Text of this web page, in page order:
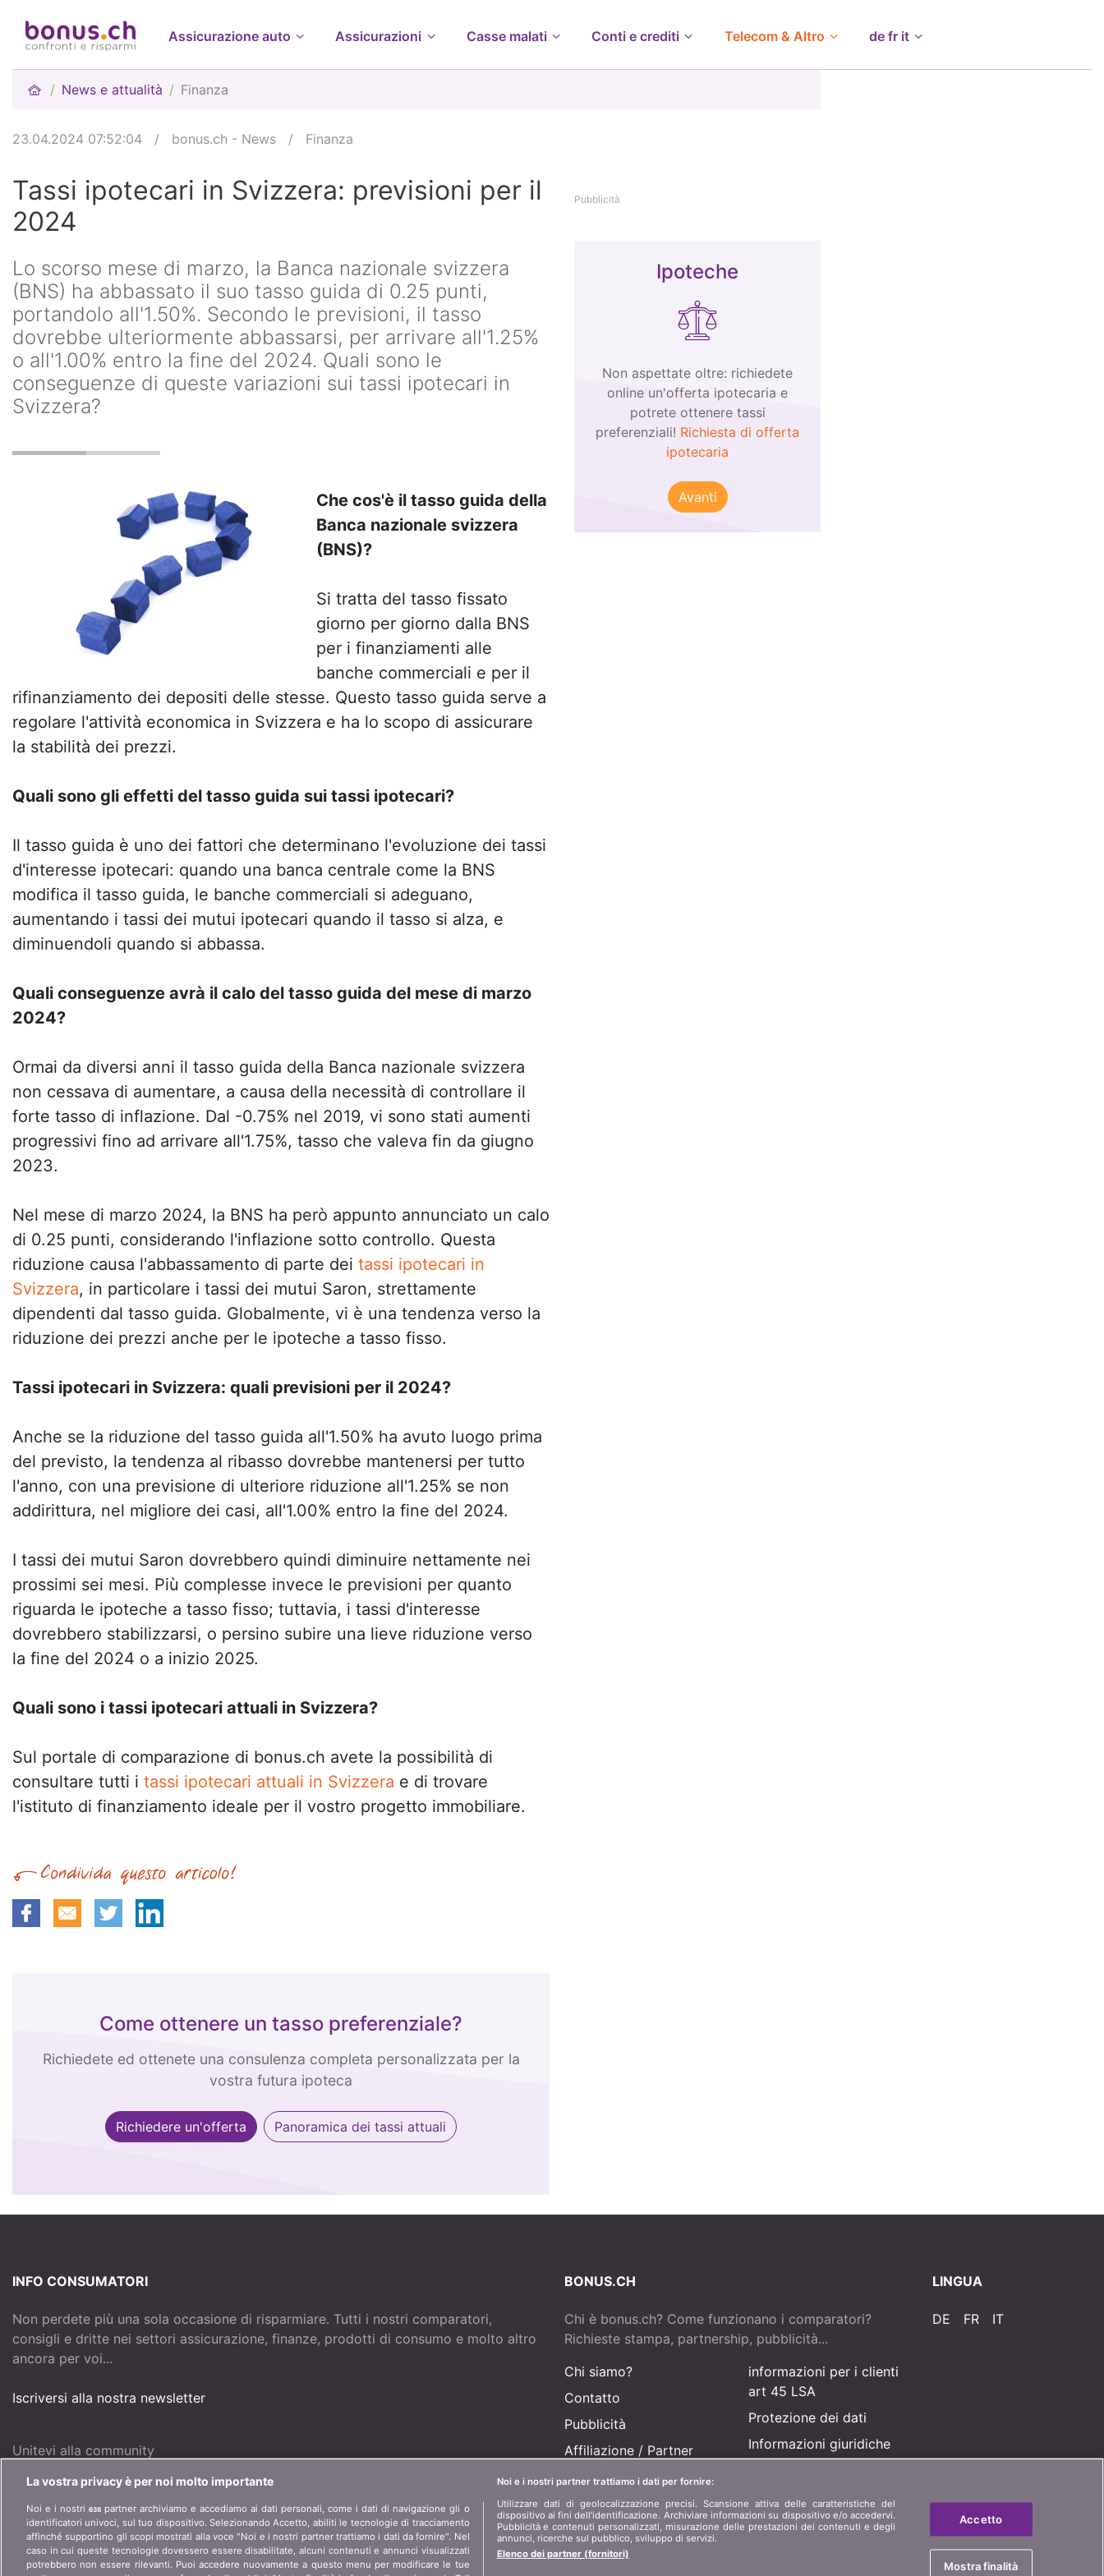
Assicurazione auto Assicurazioni Casse malati Conti e crediti Telecom & Altro de fr it
News e attualità Finanza
23.04.2024 07:52:04 / bonus.ch - News / Finanza
Tassi ipotecari in Svizzera: previsioni per il
2024
Lo scorso mese di marzo, la Banca nazionale svizzera
(BNS) ha abbassato il suo tasso guida di 0.25 punti,
portandolo all'1.50%. Secondo le previsioni, il tasso
dovrebbe ulteriormente abbassarsi, per arrivare all'1.25%
o all'1.00% entro la fine del 2024. Quali sono le
conseguenze di queste variazioni sui tassi ipotecari in
Svizzera?
Che cos'è il tasso guida della
Banca nazionale svizzera
(BNS)?
Si tratta del tasso fissato
giorno per giorno dalla BNS
per i finanziamenti alle
banche commerciali e per il
rifinanziamento dei depositi delle stesse. Questo tasso guida serve a
regolare l'attività economica in Svizzera e ha lo scopo di assicurare
la stabilità dei prezzi.
Quali sono gli effetti del tasso guida sui tassi ipotecari?
Il tasso guida è uno dei fattori che determinano l'evoluzione dei tassi
d'interesse ipotecari: quando una banca centrale come la BNS
modifica il tasso guida, le banche commerciali si adeguano,
aumentando i tassi dei mutui ipotecari quando il tasso si alza, e
diminuendoli quando si abbassa.
Quali conseguenze avrà il calo del tasso guida del mese di marzo
2024?
Ormai da diversi anni il tasso guida della Banca nazionale svizzera
non cessava di aumentare, a causa della necessità di controllare il
forte tasso di inflazione. Dal -0.75% nel 2019, vi sono stati aumenti
progressivi fino ad arrivare all'1.75%, tasso che valeva fin da giugno
2023.
Nel mese di marzo 2024, la BNS ha però appunto annunciato un calo
di 0.25 punti, considerando l'inflazione sotto controllo. Questa
riduzione causa l'abbassamento di parte dei tassi ipotecari in
Svizzera, in particolare i tassi dei mutui Saron, strettamente
dipendenti dal tasso guida. Globalmente, vi è una tendenza verso la
riduzione dei prezzi anche per le ipoteche a tasso fisso.
Tassi ipotecari in Svizzera: quali previsioni per il 2024?
Anche se la riduzione del tasso guida all'1.50% ha avuto luogo prima
del previsto, la tendenza al ribasso dovrebbe mantenersi per tutto
l'anno, con una previsione di ulteriore riduzione all'1.25% se non
addirittura, nel migliore dei casi, all'1.00% entro la fine del 2024.
I tassi dei mutui Saron dovrebbero quindi diminuire nettamente nei
prossimi sei mesi. Più complesse invece le previsioni per quanto
riguarda le ipoteche a tasso fisso; tuttavia, i tassi d'interesse
dovrebbero stabilizzarsi, o persino subire una lieve riduzione verso
la fine del 2024 o a inizio 2025.
Quali sono i tassi ipotecari attuali in Svizzera?
Sul portale di comparazione di bonus.ch avete la possibilità di
consultare tutti i tassi ipotecari attuali in Svizzera e di trovare
l'istituto di finanziamento ideale per il vostro progetto immobiliare.
Come ottenere un tasso preferenziale?
Richiedete ed ottenete una consulenza completa personalizzata per la
vostra futura ipoteca
Richiedere un'offerta Panoramica dei tassi attuali
Pubblicità
Ipoteche
Non aspettate oltre: richiedete
online un'offerta ipotecaria e
potrete ottenere tassi
preferenziali! Richiesta di offerta
ipotecaria
Avanti
INFO CONSUMATORI
Non perdete più una sola occasione di risparmiare. Tutti i nostri comparatori,
consigli e dritte nei settori assicurazione, finanze, prodotti di consumo e molto altro
ancora per voi...
Iscriversi alla nostra newsletter
Unitevi alla community
BONUS.CH
Chi è bonus.ch? Come funzionano i comparatori?
Richieste stampa, partnership, pubblicità...
Chi siamo?
Contatto
Pubblicità
Affiliazione / Partner
Stampa
informazioni per i clienti
art 45 LSA
Protezione dei dati
Informazioni giuridiche
LINGUA
DE FR IT
La vostra privacy è per noi molto importante
Noi e i nostri638 partner archiviamo e accediamo ai dati personali, come i dati di navigazione gli o
identificatori univoci, sul tuo dispositivo. Selezionando Accetto, abiliti le tecnologie di tracciamento
affinché supportino gli scopi mostrati alla voce "Noi e i nostri partner trattiamo i dati da fornire". Nel
caso in cui queste tecnologie dovessero essere disabilitate, alcuni contenuti e annunci visualizzati
potrebbero non essere rilevanti. Puoi accedere nuovamente a questo menu per modificare le tue
Noi e i nostri partner trattiamo i dati per fornire:
Utilizzare dati di geolocalizzazione precisi. Scansione attiva delle caratteristiche del
dispositivo ai fini dell’identificazione. Archiviare informazioni su dispositivo e/o accedervi.
Pubblicità e contenuti personalizzati, misurazione delle prestazioni dei contenuti e degli
annunci, ricerche sul pubblico, sviluppo di servizi.
Elenco dei partner (fornitori)
Accetto
Mostra finalità